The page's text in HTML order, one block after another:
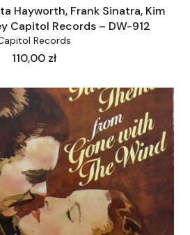
Hayworth, Frank Sinatra, Kim
Capitol Records – DW-912
Records
Cena
110,00 zł